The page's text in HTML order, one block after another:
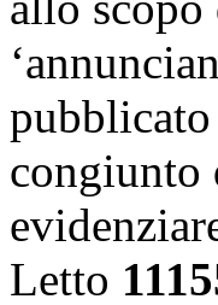
congiunto
Letto